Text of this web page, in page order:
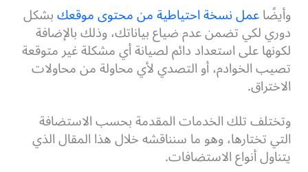
وأيضًاعمل نسخة احتياطية من محتوى موقعكبشكل
دوري لكي تضمن عدم ضياع بياناتك، وذلك بالإضافة
لكونها على استعداد دائم لصيانة أي مشكلة غير متوقعة
تصيب الخوادم، أو التصدي لأي محاولة من محاولات
الاختراق.
وتختلف تلك الخدمات المقدمة بحسب الاستضافة
التي تختارها، وهو ما سنناقشه خلال هذا المقال الذي
يتناول أنواع الاستضافات.